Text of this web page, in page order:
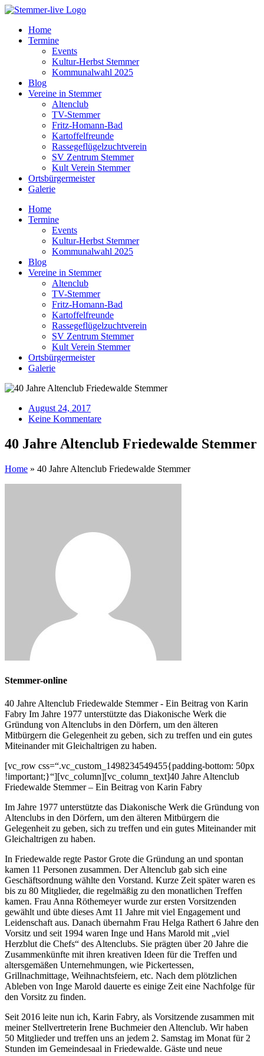
Home
Termine
Events
Kultur-Herbst Stemmer
Kommunalwahl 2025
Blog
Vereine in Stemmer
Altenclub
TV-Stemmer
Fritz-Homann-Bad
Kartoffelfreunde
Rassegeflügelzuchtverein
SV Zentrum Stemmer
Kult Verein Stemmer
Ortsbürgermeister
Galerie
Home
Termine
Events
Kultur-Herbst Stemmer
Kommunalwahl 2025
Blog
Vereine in Stemmer
Altenclub
TV-Stemmer
Fritz-Homann-Bad
Kartoffelfreunde
Rassegeflügelzuchtverein
SV Zentrum Stemmer
Kult Verein Stemmer
Ortsbürgermeister
Galerie
August 24, 2017
Keine Kommentare
40 Jahre Altenclub Friedewalde Stemmer
Home » 40 Jahre Altenclub Friedewalde Stemmer
Stemmer-online
40 Jahre Altenclub Friedewalde Stemmer - Ein Beitrag von Karin
Fabry Im Jahre 1977 unterstützte das Diakonische Werk die
Gründung von Altenclubs in den Dörfern, um den älteren
Mitbürgern die Gelegenheit zu geben, sich zu treffen und ein gutes
Miteinander mit Gleichaltrigen zu haben.
[vc_row css=“.vc_custom_1498234549455{padding-bottom: 50px
!important;}“][vc_column][vc_column_text]40 Jahre Altenclub
Friedewalde Stemmer – Ein Beitrag von Karin Fabry
Im Jahre 1977 unterstützte das Diakonische Werk die Gründung von
Altenclubs in den Dörfern, um den älteren Mitbürgern die
Gelegenheit zu geben, sich zu treffen und ein gutes Miteinander mit
Gleichaltrigen zu haben.
In Friedewalde regte Pastor Grote die Gründung an und spontan
kamen 11 Personen zusammen. Der Altenclub gab sich eine
Geschäftsordnung wählte den Vorstand. Kurze Zeit später waren es
bis zu 80 Mitglieder, die regelmäßig zu den monatlichen Treffen
kamen. Frau Anna Röthemeyer wurde zur ersten Vorsitzenden
gewählt und übte dieses Amt 11 Jahre mit viel Engagement und
Leidenschaft aus. Danach übernahm Frau Helga Rathert 6 Jahre den
Vorsitz und seit 1994 waren Inge und Hans Marold mit „viel
Herzblut die Chefs“ des Altenclubs. Sie prägten über 20 Jahre die
Zusammenkünfte mit ihren kreativen Ideen für die Treffen und
altersgemäßen Unternehmungen, wie Pickertessen,
Grillnachmittage, Weihnachtsfeiern, etc. Nach dem plötzlichen
Ableben von Inge Marold dauerte es einige Zeit eine Nachfolge für
den Vorsitz zu finden.
Seit 2016 leite nun ich, Karin Fabry, als Vorsitzende zusammen mit
meiner Stellvertreterin Irene Buchmeier den Altenclub. Wir haben
50 Mitglieder und treffen uns an jedem 2. Samstag im Monat für 2
Stunden im Gemeindesaal in Friedewalde. Gäste und neue